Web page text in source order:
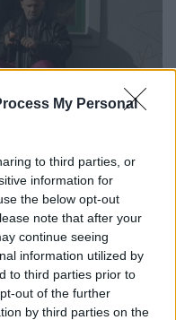
My Personal
to third parties, or
information for
the below opt-out
note that after your
continue seeing
information utilized by
to third parties prior to
out of the further
by third parties on the
örökösökben
ahogy Terike beadja a
Zsóka részegen
Putyili pedig halálra
a Drága
részében.